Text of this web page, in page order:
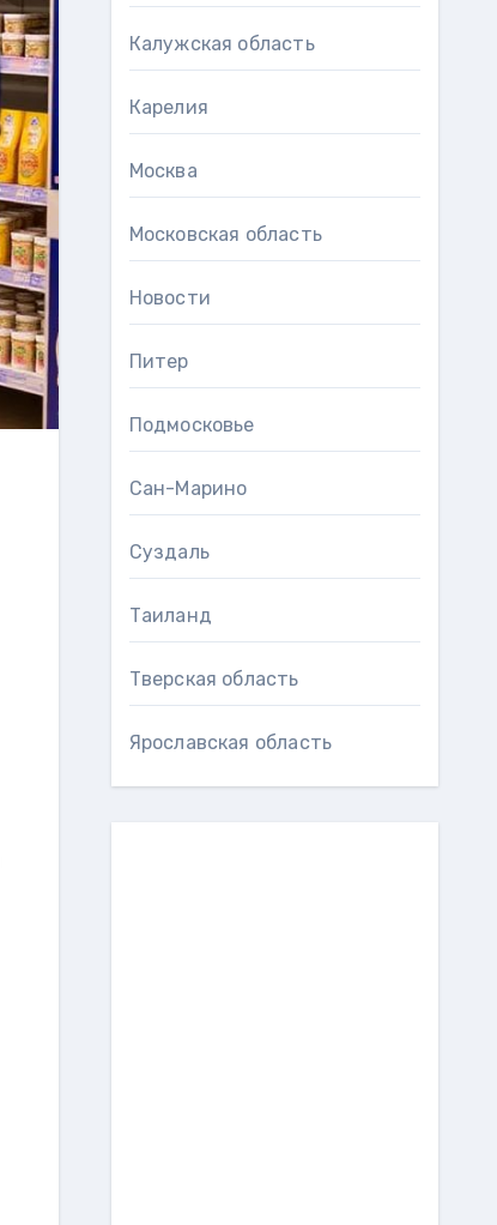
Калужская область
Карелия
Москва
Московская область
Новости
Питер
Подмосковье
Сан-Марино
Суздаль
Таиланд
Тверская область
Ярославская область